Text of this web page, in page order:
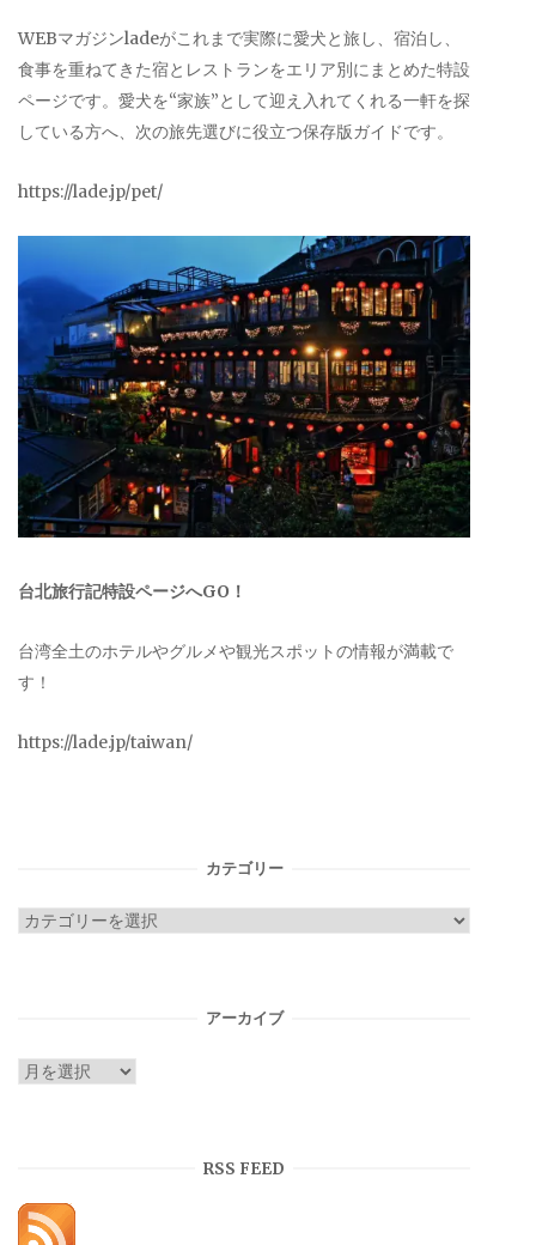
WEBマガジンladeがこれまで実際に愛犬と旅し、宿泊し、
食事を重ねてきた宿とレストランをエリア別にまとめた特設
ページです。愛犬を“家族”として迎え入れてくれる一軒を探
している方へ、次の旅先選びに役立つ保存版ガイドです。
https://lade.jp/pet/
台北旅行記特設ページへGO！
台湾全土のホテルやグルメや観光スポットの情報が満載で
す！
https://lade.jp/taiwan/
カテゴリー
カ
アーカイブ
ア
RSS FEED